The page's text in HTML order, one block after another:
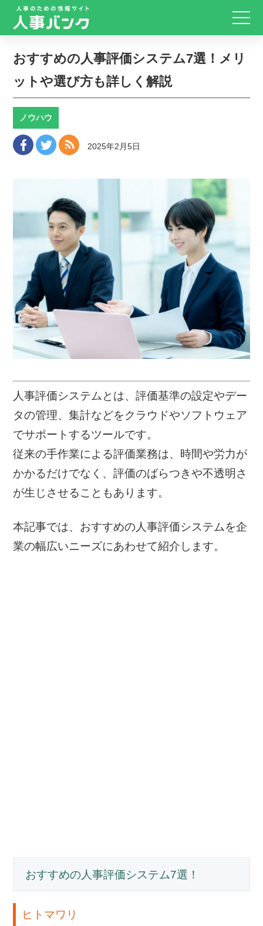
おすすめの人事評価システム7選！メリ
ットや選び方も詳しく解説
ノウハウ
2025年2月5日
人事評価システムとは、評価基準の設定やデー
タの管理、集計などをクラウドやソフトウェア
でサポートするツールです。
従来の手作業による評価業務は、時間や労力が
かかるだけでなく、評価のばらつきや不透明さ
が生じさせることもあります。
本記事では、おすすめの人事評価システムを企
業の幅広いニーズにあわせて紹介します。
おすすめの人事評価システム7選！
ヒトマワリ